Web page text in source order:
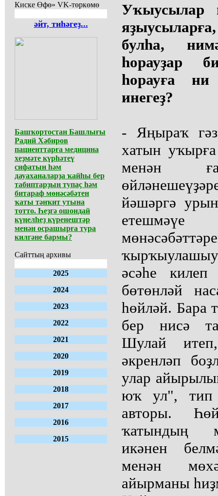
Киске Өфө» VK-төркөмө
әйт, тиһәгеҙ...
Башҡортостан Башлығы
Радий Хәбиров
пациенттарға медицина
хеҙмәте күрһәтеү
сифатын һәм
дауаханаларҙа ҡайһы бер
табиптарҙың тупаҫ һәм
битараф мөнәсәбәтен
ҡаты тәнҡит утына
тотто. Һеҙгә ошондай
күңелһеҙ күренештәр
менән осрашырға тура
килгәне бармы?
Сайттың архивы
2025
2024
2023
2022
2021
2020
2019
2018
2017
2016
2015
Уҡыусылар
булһа,
һорауҙар
һорауға
инегеҙ?
- Яңыраҡ
хатын
менән
йәшәргә
әсәһе килеп
бөтөнләй
һөйләй. Бара
бер нисә
Шулай
әкренләп
улар
юҡ ул", тип
авторы.
ҡатындың
икәнен
менән
айырманы